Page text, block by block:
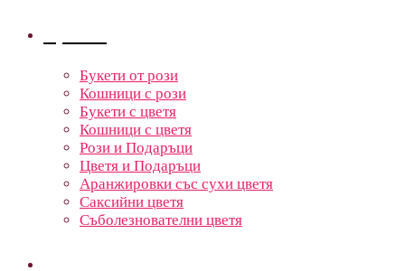
Букети от рози
Кошници с рози
Букети с цветя
Кошници с цветя
Рози и Подаръци
Цветя и Подаръци
Аранжировки със сухи цветя
Саксийни цветя
Съболезнователни цветя